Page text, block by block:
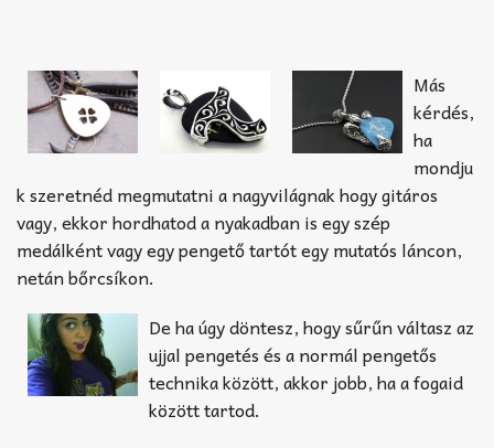
Más
kérdés,
ha
mondju
k szeretnéd megmutatni a nagyvilágnak hogy gitáros
vagy, ekkor hordhatod a nyakadban is egy szép
medálként vagy egy pengető tartót egy mutatós láncon,
netán bőrcsíkon.
De ha úgy döntesz, hogy sűrűn váltasz az
ujjal pengetés és a normál pengetős
technika között, akkor jobb, ha a fogaid
között tartod.